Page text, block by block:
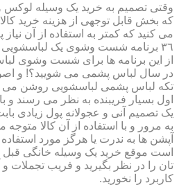
وقتی تصمیم به خرید یک وسیله لوکس
که بخش قابل توجهی از هزینه خرید
می کنید که کمتر به استفاده از آن نیاز
٣٦ برنامه شست وشوی یک لباسشویی
از این برنامه ها برای شست وشوی
در سال لباس پشمی می شویید؟! و
تکه لباس پشمی لباسشویی روشن می
اول بسیار فریبنده به نظر می رسند
یک تصمیم آنی و عجولانه پول زیادی
به مرور و با استفاده از آن کالا
آپشن ها به ندرت یا هرگز مورد استفاده
است موقع خرید یک وسیله خانگی قبل
تان را در نظر بگیرید و فریب
کاربرد را نخورید.